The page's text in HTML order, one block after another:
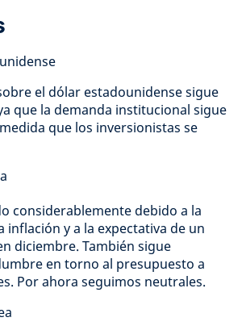
el dólar estadounidense sigue
que la demanda institucional sigue
que los inversionistas se
considerablemente debido a la
inflación y a la expectativa de un
diciembre. También sigue
en torno al presupuesto a
Por ahora seguimos neutrales.